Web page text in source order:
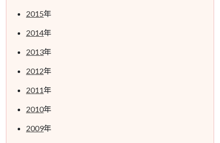
2015年
2014年
2013年
2012年
2011年
2010年
2009年